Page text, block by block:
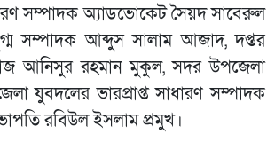
সম্পাদক অ্যাডভোকেট সৈয়দ সাবেরুল
সম্পাদক আব্দুস সালাম আজাদ, দপ্তর
আনিসুর রহমান মুকুল, সদর উপজেলা
যুবদলের ভারপ্রাপ্ত সাধারণ সম্পাদক
রবিউল ইসলাম প্রমুখ।